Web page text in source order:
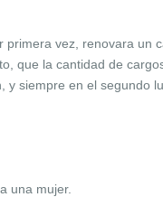
vez, renovara un
que la cantidad de
siempre en el segundo
una mujer.